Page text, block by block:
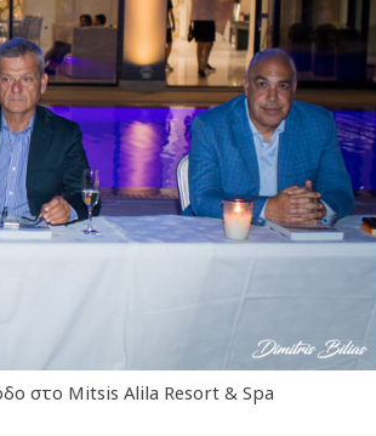
στο Mitsis Alila Resort & Spa